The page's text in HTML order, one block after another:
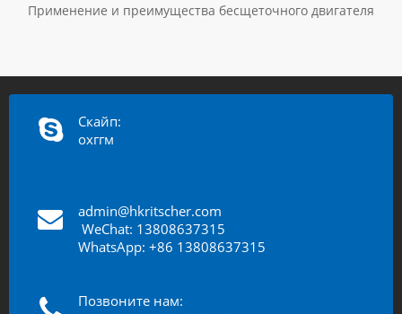
Применение и преимущества бесщеточного двигателя
Скайп:
охггм
admin@hkritscher.com
WeChat: 13808637315
WhatsApp: +86 13808637315
Позвоните нам: